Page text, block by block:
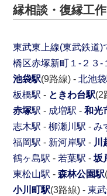
縁相談・復縁工
東武東上線(東武鉄道)
橋区赤塚新町１-２３-
池袋駅(9路線) -北池
板橋駅 - ときわ台駅(2
赤塚駅 - 成増駅 -和光
志木駅 -柳瀬川駅 -み
福岡駅 - 新河岸駅 - 川
鶴ヶ島駅 - 若葉駅 -坂
東松山駅 -森林公園駅
小川町駅(3路線) -東